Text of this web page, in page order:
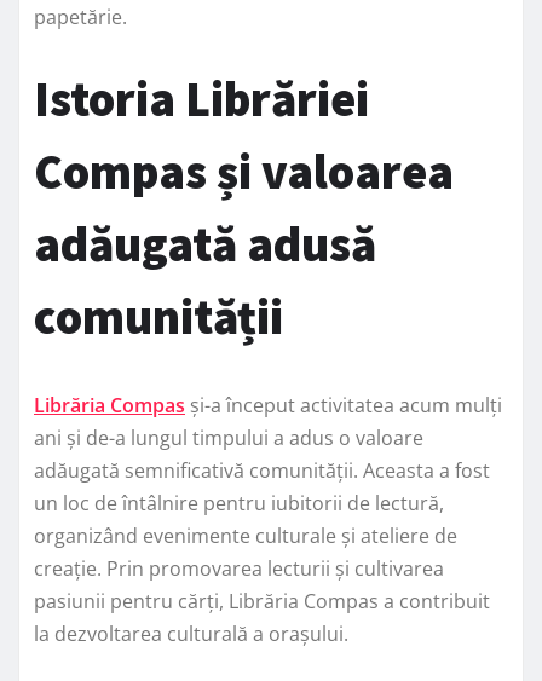
papetărie.
Istoria Librăriei
Compas și valoarea
adăugată adusă
comunității
Librăria Compas și-a început activitatea acum mulți
ani și de-a lungul timpului a adus o valoare
adăugată semnificativă comunității. Aceasta a fost
un loc de întâlnire pentru iubitorii de lectură,
organizând evenimente culturale și ateliere de
creație. Prin promovarea lecturii și cultivarea
pasiunii pentru cărți, Librăria Compas a contribuit
la dezvoltarea culturală a orașului.